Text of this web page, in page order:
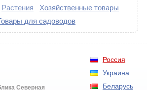
Растения
Хозяйственные товары
для садоводов
Россия
Украина
Беларусь
Северная